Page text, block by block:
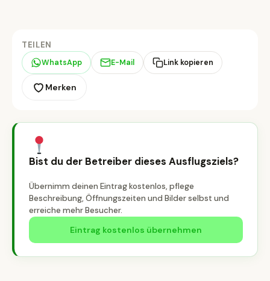
TEILEN
WhatsApp E-Mail Link kopieren
Merken
Bist du der Betreiber dieses Ausflugsziels?
Übernimm deinen Eintrag kostenlos, pflege
Beschreibung, Öffnungszeiten und Bilder selbst und
erreiche mehr Besucher.
Eintrag kostenlos übernehmen